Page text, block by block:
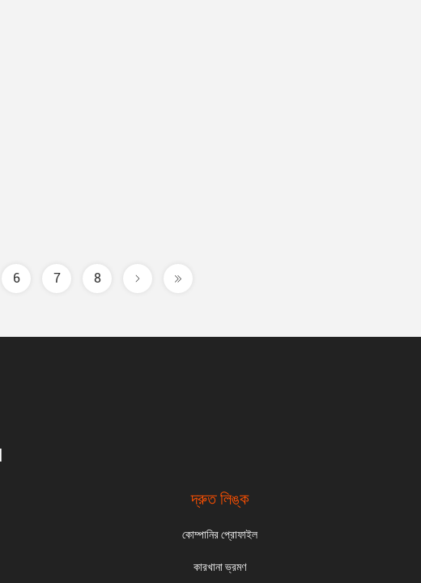
6 7 8
দ্রুত লিঙ্ক
কোম্পানির প্রোফাইল
কারখানা ভ্রমণ